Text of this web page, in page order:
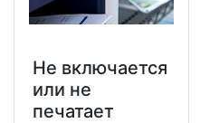
Не включается
или не
печатает